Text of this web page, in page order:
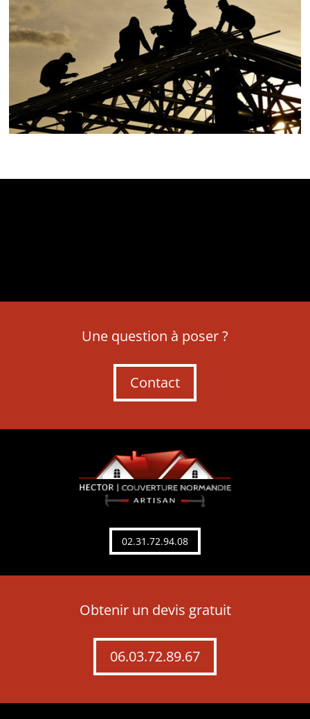
Une question à poser ?
Contact
02.31.72.94.08
Obtenir un devis gratuit
06.03.72.89.67